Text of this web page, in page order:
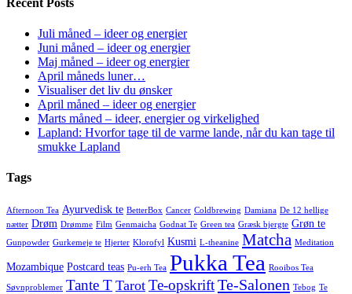
Juli måned – ideer og energier
Juni måned – ideer og energier
Maj måned – ideer og energier
April måneds luner…
Visualiser det liv du ønsker
April måned – ideer og energier
Marts måned – ideer, energier og virkelighed
Lapland: Hvorfor tage til de varme lande, når du kan tage til
smukke Lapland
Tags
Afternoon Tea Ayurvedisk te BetterBox Cancer Coldbrewing Damiana De 12 hellige
nætter Drøm Drømme Film Genmaicha Godnat Te Green tea Græsk bjergte Grøn te
Gunpowder Gurkemeje te Hjerter Klorofyl Kusmi L-theanine Matcha Meditation
Mozambique Postcard teas Pu-erh Tea Pukka Tea Rooibos Tea
Søvnproblemer Tante T Tarot Te-opskriftTe-Salonen Tebog Te